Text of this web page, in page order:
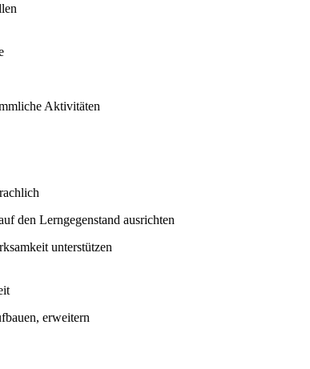
Aktivitäten
den Lerngegenstand ausrichten
unterstützen
erweitern